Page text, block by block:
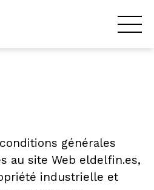
générales
au site Web eldelfin.es,
industrielle et